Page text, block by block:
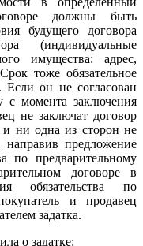
должны быть
будущего договора
(индивидуальные
имущества: адрес,
тоже обязательное
Если он не согласован
с момента заключения
не заключат договор
ни одна из сторон не
направив предложение
по предварительному
договоре в
обязательства по
и продавец
задатка.
о задатке: